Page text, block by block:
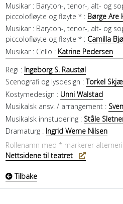
Musikar : Baryton-, tenor-, alt- og
piccolofløyte og fløyte * : Børge Are
Musikar : Baryton-, tenor-, alt- og
piccolofløyte og fløyte * : Camilla
Musikar : Cello : Katrine Pedersen
Regi : Ingeborg S. Raustøl
Scenografi og lysdesign :Torkel
Kostymedesign : Unni Walstad
Musikalsk ansv. / arrangement :
Musikalsk innstudering : Ståle
Dramaturg : Ingrid Weme Nilsen
Rollenamn med * markerer
Nettsidene til teatret
Tilbake